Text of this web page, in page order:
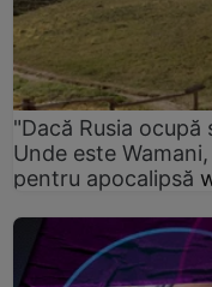
"Dacă Rusia
Unde este
pentru apocalipsă